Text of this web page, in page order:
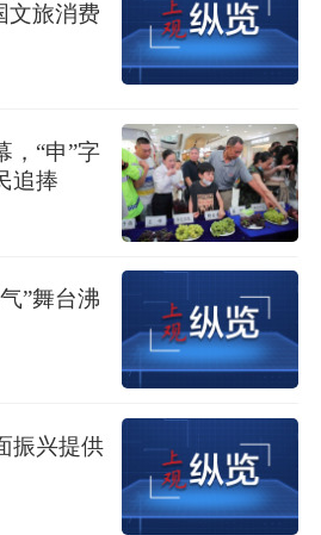
文旅消费
，“申”字
追捧
”舞台沸
振兴提供